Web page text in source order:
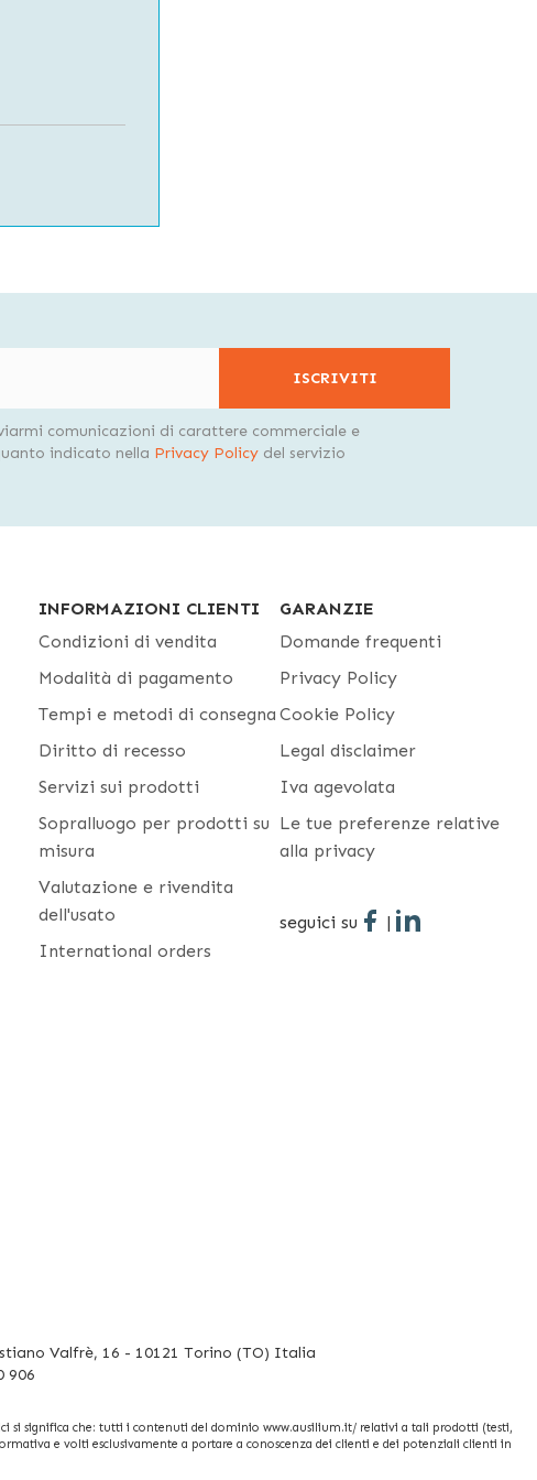
ISCRIVITI
comunicazioni di carattere commerciale e
indicato nella Privacy Policy del servizio
INFORMAZIONI CLIENTI
Condizioni di vendita
Modalità di pagamento
Tempi e metodi di consegna
Diritto di recesso
Servizi sui prodotti
Sopralluogo per prodotti su
misura
Valutazione e rivendita
dell'usato
International orders
GARANZIE
Domande frequenti
Privacy Policy
Cookie Policy
Legal disclaimer
Iva agevolata
Le tue preferenze relative
alla privacy
seguici su |
Valfrè, 16 - 10121 Torino (TO) Italia
906
si significa che: tutti i contenuti del dominio www.ausilium.it/ relativi a tali prodotti (testi,
e volti esclusivamente a portare a conoscenza dei clienti e dei potenziali clienti in